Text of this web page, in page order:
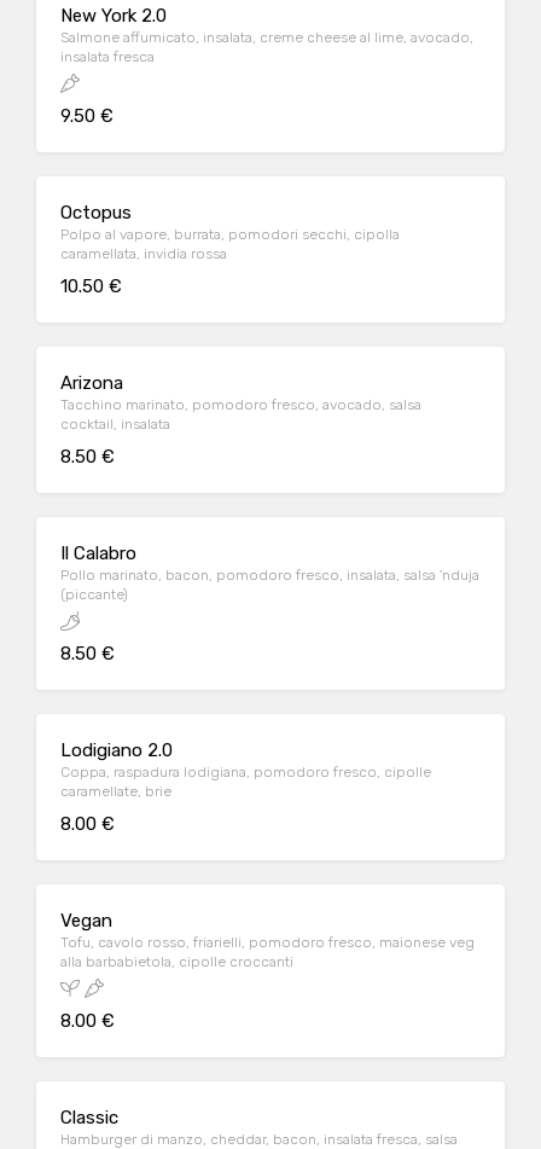
New York 2.0
Salmone affumicato, insalata, creme cheese al lime, avocado,
insalata fresca
9.50 €
Octopus
Polpo al vapore, burrata, pomodori secchi, cipolla
caramellata, invidia rossa
10.50 €
Arizona
Tacchino marinato, pomodoro fresco, avocado, salsa
cocktail, insalata
8.50 €
Il Calabro
Pollo marinato, bacon, pomodoro fresco, insalata, salsa 'nduja
(piccante)
8.50 €
Lodigiano 2.0
Coppa, raspadura lodigiana, pomodoro fresco, cipolle
caramellate, brie
8.00 €
Vegan
Tofu, cavolo rosso, friarielli, pomodoro fresco, maionese veg
alla barbabietola, cipolle croccanti
8.00 €
Classic
Hamburger di manzo, cheddar, bacon, insalata fresca, salsa